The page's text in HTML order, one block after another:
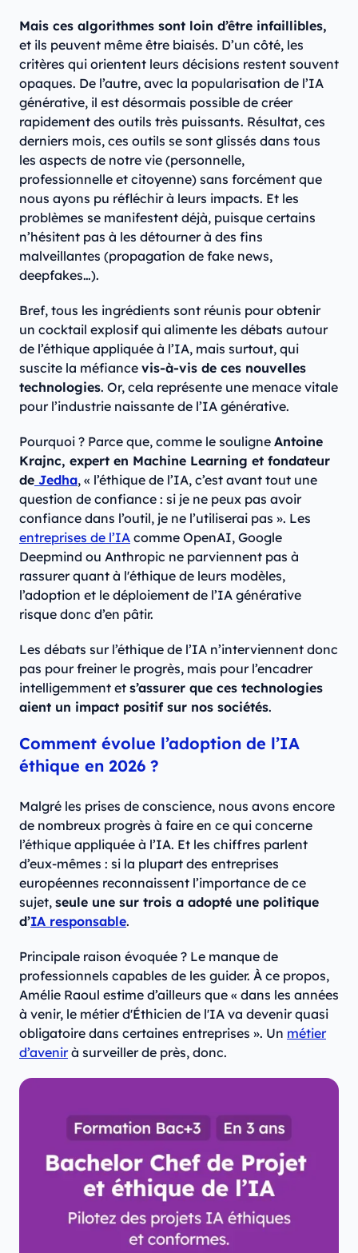
Mais ces algorithmes sont loin d’être infaillibles,
et ils peuvent même être biaisés. D’un côté, les
critères qui orientent leurs décisions restent souvent
opaques. De l’autre, avec la popularisation de l’IA
générative, il est désormais possible de créer
rapidement des outils très puissants. Résultat, ces
derniers mois, ces outils se sont glissés dans tous
les aspects de notre vie (personnelle,
professionnelle et citoyenne) sans forcément que
nous ayons pu réfléchir à leurs impacts. Et les
problèmes se manifestent déjà, puisque certains
n’hésitent pas à les détourner à des fins
malveillantes (propagation de fake news,
deepfakes…).
Bref, tous les ingrédients sont réunis pour obtenir
un cocktail explosif qui alimente les débats autour
de l’éthique appliquée à l’IA, mais surtout, qui
suscite la méfiance vis-à-vis de ces nouvelles
technologies. Or, cela représente une menace vitale
pour l’industrie naissante de l’IA générative.
Pourquoi ? Parce que, comme le souligne Antoine
Krajnc, expert en Machine Learning et fondateur
de Jedha, « l’éthique de l’IA, c’est avant tout une
question de confiance : si je ne peux pas avoir
confiance dans l’outil, je ne l’utiliserai pas ». Les
entreprises de l’IA comme OpenAI, Google
Deepmind ou Anthropic ne parviennent pas à
rassurer quant à l'éthique de leurs modèles,
l’adoption et le déploiement de l’IA générative
risque donc d’en pâtir.
Les débats sur l’éthique de l’IA n’interviennent donc
pas pour freiner le progrès, mais pour l’encadrer
intelligemment et s’assurer que ces technologies
aient un impact positif sur nos sociétés.
Comment évolue l’adoption de l’IA
éthique en 2026 ?
Malgré les prises de conscience, nous avons encore
de nombreux progrès à faire en ce qui concerne
l’éthique appliquée à l’IA. Et les chiffres parlent
d’eux-mêmes : si la plupart des entreprises
européennes reconnaissent l’importance de ce
sujet, seule une sur trois a adopté une politique
d’IA responsable.
Principale raison évoquée ? Le manque de
professionnels capables de les guider. À ce propos,
Amélie Raoul estime d’ailleurs que « dans les années
à venir, le métier d'Éthicien de l'IA va devenir quasi
obligatoire dans certaines entreprises ». Un métier
d’avenirà surveiller de près, donc.